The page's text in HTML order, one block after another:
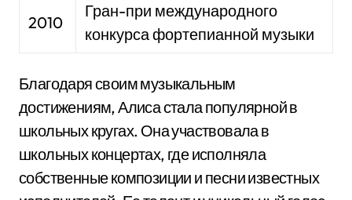
2010
Гран-при международного
конкурса фортепианной музыки
Благодаря своим музыкальным
достижениям, Алиса стала популярной в
школьных кругах. Она участвовала в
школьных концертах, где исполняла
собственные композиции и песни известных